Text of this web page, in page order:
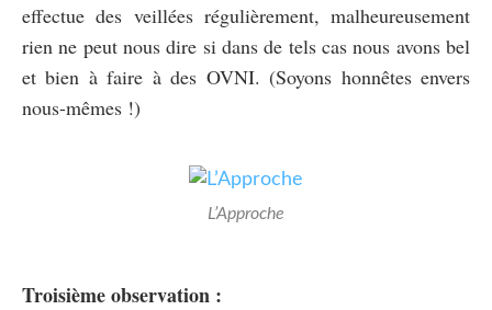
effectue des veillées régulièrement, malheureusement
rien ne peut nous dire si dans de tels cas nous avons bel
et bien à faire à des OVNI. (Soyons honnêtes envers
nous-mêmes !)
L’Approche
Troisième observation :